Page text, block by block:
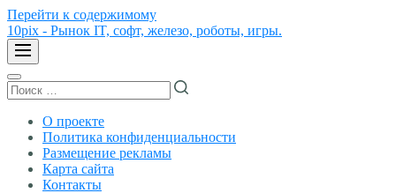
Перейти к содержимому
10pix - Рынок IT, софт, железо, роботы, игры.
О проекте
Политика конфиденциальности
Размещение рекламы
Карта сайта
Контакты